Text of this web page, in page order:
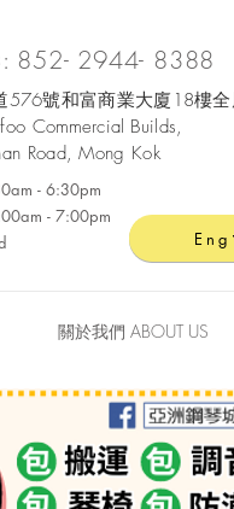
852- 2944- 8388
576號和富商業大廈18樓全
Commercial Builds,
Road, Mong Kok
- 6:30pm
- 7:00pm
Eng
關於我們 ABOUT US